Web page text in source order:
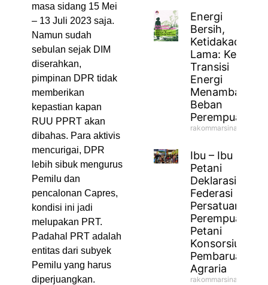
masa sidang 15 Mei
– 13 Juli 2023 saja.
Namun sudah
sebulan sejak DIM
diserahkan,
pimpinan DPR tidak
memberikan
kepastian kapan
RUU PPRT akan
dibahas. Para aktivis
mencurigai, DPR
lebih sibuk mengurus
Pemilu dan
pencalonan Capres,
kondisi ini jadi
melupakan PRT.
Padahal PRT adalah
entitas dari subyek
Pemilu yang harus
diperjuangkan.
Energi
Bersih,
Ketidakadilan
Lama: Ketika
Transisi
Energi
Menambah
Beban
Perempuan
rakommarsinahfm
Ibu – Ibu
Petani
Deklarasikan
Federasi
Persatuan
Perempuan
Petani
Konsorsium
Pembaruan
Agraria
rakommarsinahfm